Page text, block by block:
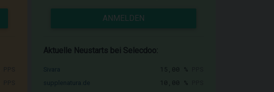
ANMELDEN
Aktuelle Neustarts bei Selecdoo:
15,00 %
10,00 %